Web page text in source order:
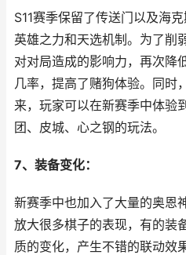
S11赛季保留了传送门以及海
英雄之力和天选机制。为了削
对对局造成的影响力，再次降
几率，提高了赌狗体验。同时
来，玩家可以在新赛季中体验
团、皮城、心之钢的玩法。
7、装备变化：
新赛季中也加入了大量的奥恩
放大很多棋子的表现，有的装
质的变化，产生不错的联动效果